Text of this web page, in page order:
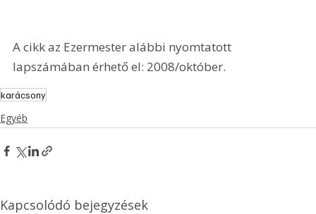
A cikk az Ezermester alábbi nyomtatott
lapszámában érhető el: 2008/október.
karácsony
Egyéb
Kapcsolódó bejegyzések